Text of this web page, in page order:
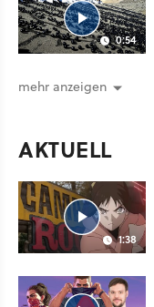
0:54
mehr anzeigen
AKTUELL
1:38